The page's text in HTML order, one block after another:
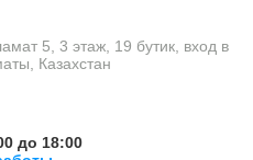
5, ​3 этаж, 19 бутик, вход в
Казахстан
до 18:00